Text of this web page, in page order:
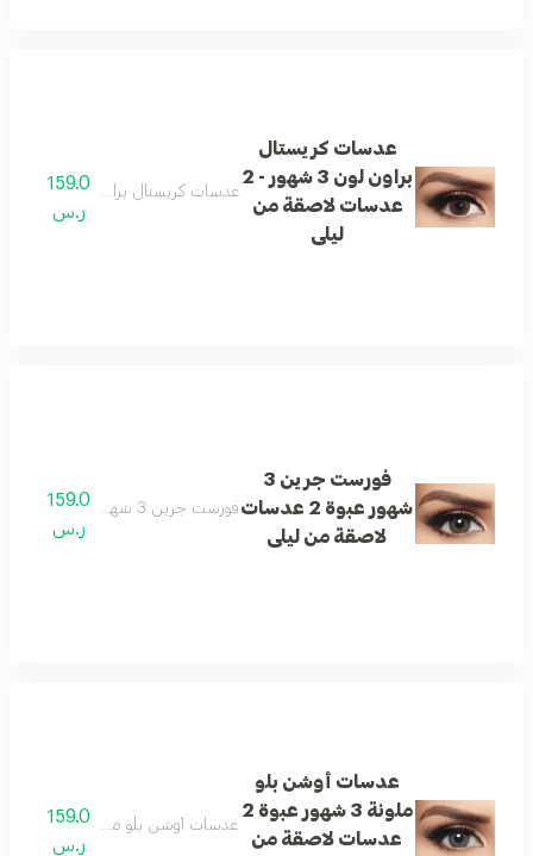
عدسات كريستال
براون لون 3 شهور - 2
عدسات لاصقة من
ليلى
عدسات كريستال براون لون 3 شهور - 2 عدسات لاصقة من ليلى
159.0
ر.س
فورست جرين 3
شهور عبوة 2 عدسات
لاصقة من ليلى
فورست جرين 3 شهور عبوة 2 عدسات لاصقة من ليلى
159.0
ر.س
عدسات أوشن بلو
ملونة 3 شهور عبوة 2
عدسات لاصقة من
عدسات أوشن بلو ملونة 3 شهور عبوة 2 عدسات لاصقة من ليلى159.0
ر.س